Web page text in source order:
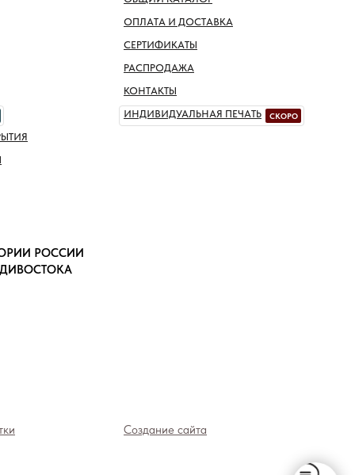
ОПЛАТА И ДОСТАВКА
СЕРТИФИКАТЫ
РАСПРОДАЖА
КОНТАКТЫ
ИНДИВИДУАЛЬНАЯ ПЕЧАТЬ
СКОРО
РОССИИ
Создание сайта